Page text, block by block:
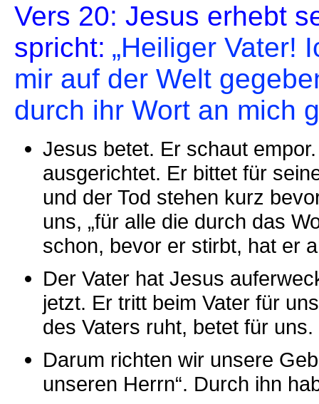
Vers 20: Jesus erhebt
spricht: „Heiliger Vater!
mir auf der Welt
durch ihr Wort an mich
Jesus betet. Er schaut
ausgerichtet. Er bittet für
und der Tod stehen kurz
uns, „für alle die durch das
schon, bevor er stirbt, hat er
Der Vater hat Jesus
jetzt. Er tritt beim Vater für
des Vaters ruht, betet für
Darum richten wir unsere
unseren Herrn“. Durch ihn